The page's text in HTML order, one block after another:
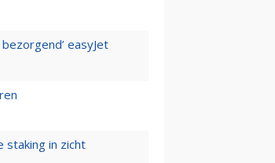
easyJet
staking in zicht